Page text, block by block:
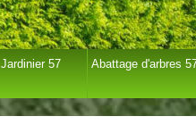
Jardinier 57 Abattage d'arbres